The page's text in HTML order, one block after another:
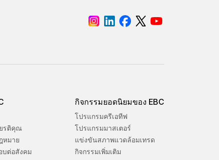
รติคุณ
หมาย
บต่อสังคม
กิจกรรมยอดนิยมของ EBC
โปรแกรมครีเอทีฟ
โปรแกรมมาสเตอร์
แข่งขันสภาพแวดล้อมเทรด
กิจกรรมเพิ่มเติม